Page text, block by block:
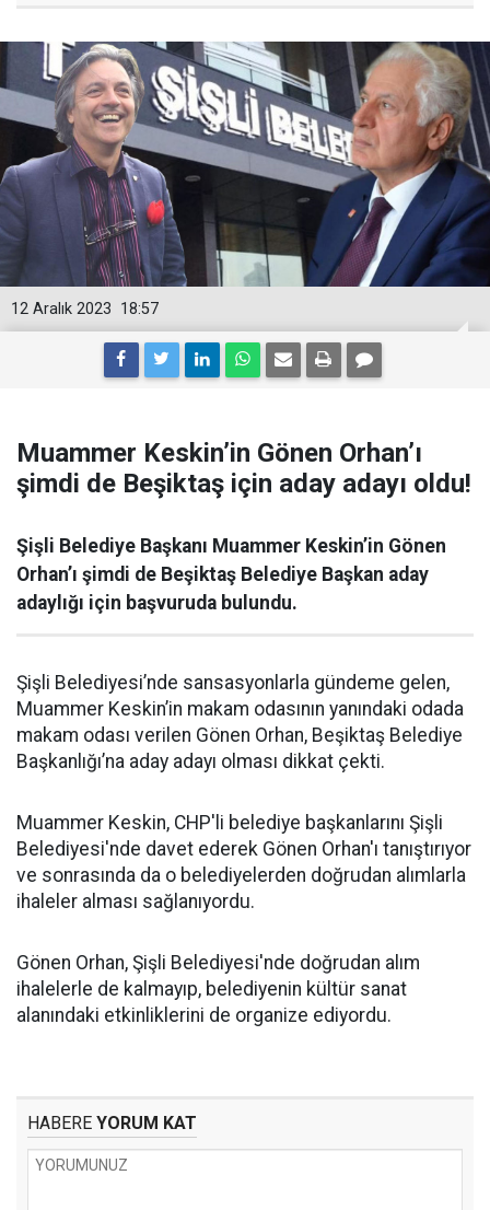
18:57
12 Aralık 2023
Muammer Keskin’in Gönen Orhan’ı
şimdi de Beşiktaş için aday adayı oldu!
Şişli Belediye Başkanı Muammer Keskin’in Gönen
Orhan’ı şimdi de Beşiktaş Belediye Başkan aday
adaylığı için başvuruda bulundu.
Şişli Belediyesi’nde sansasyonlarla gündeme gelen,
Muammer Keskin’in makam odasının yanındaki odada
makam odası verilen Gönen Orhan, Beşiktaş Belediye
Başkanlığı’na aday adayı olması dikkat çekti.
Muammer Keskin, CHP'li belediye başkanlarını Şişli
Belediyesi'nde davet ederek Gönen Orhan'ı tanıştırıyor
ve sonrasında da o belediyelerden doğrudan alımlarla
ihaleler alması sağlanıyordu.
Gönen Orhan, Şişli Belediyesi'nde doğrudan alım
ihalelerle de kalmayıp, belediyenin kültür sanat
alanındaki etkinliklerini de organize ediyordu.
HABERE YORUM KAT